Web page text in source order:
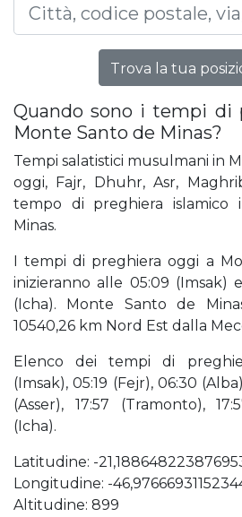
Trova la tua
Quando sono i tempi di
Monte Santo de Minas?
Tempi salatistici musulmani in
oggi, Fajr, Dhuhr, Asr,
tempo di preghiera islamico
Minas.
I tempi di preghiera oggi a
inizieranno alle 05:09 (Imsak)
(Icha). Monte Santo de
10540,26 km Nord Est dalla
Elenco dei tempi di
(Imsak), 05:19 (Fejr), 06:30
(Asser), 17:57 (Tramonto),
(Icha).
Latitudine: -
Longitudine: -
Altitudine: 899